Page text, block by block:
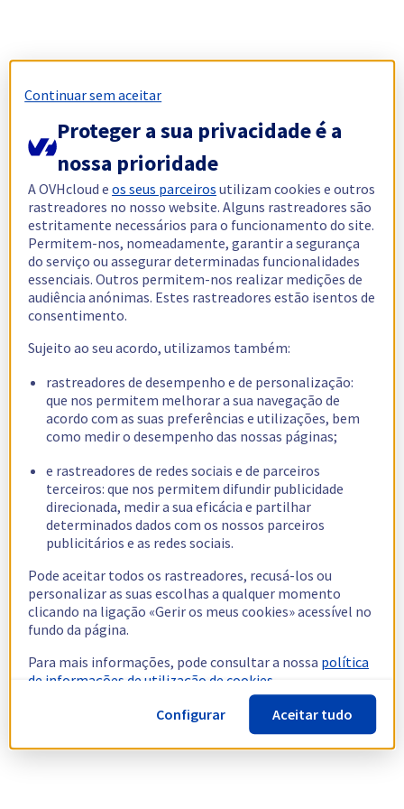
Continuar sem aceitar
Proteger a sua privacidade é a
nossa prioridade
A OVHcloud eos seus parceiros utilizam cookies e outros
rastreadores no nosso website. Alguns rastreadores são
estritamente necessários para o funcionamento do site.
Permitem-nos, nomeadamente, garantir a segurança
do serviço ou assegurar determinadas funcionalidades
essenciais. Outros permitem-nos realizar medições de
audiência anónimas. Estes rastreadores estão isentos de
consentimento.
Sujeito ao seu acordo, utilizamos também:
rastreadores de desempenho e de personalização:
que nos permitem melhorar a sua navegação de
acordo com as suas preferências e utilizações, bem
como medir o desempenho das nossas páginas;
e rastreadores de redes sociais e de parceiros
terceiros: que nos permitem difundir publicidade
direcionada, medir a sua eficácia e partilhar
determinados dados com os nossos parceiros
publicitários e as redes sociais.
Pode aceitar todos os rastreadores, recusá-los ou
personalizar as suas escolhas a qualquer momento
clicando na ligação «Gerir os meus cookies» acessível no
fundo da página.
Para mais informações, pode consultar a nossa política
de informações de utilização de cookies.
Configurar
Aceitar tudo